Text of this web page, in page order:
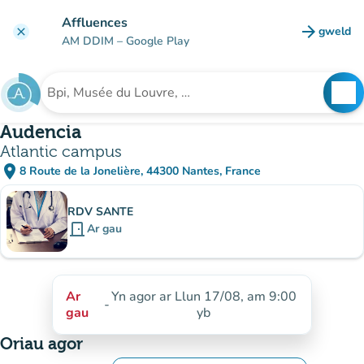
clear Affluences
AM DDIM – Google Play arrow_forward gweld
(tab
Chwilio am sefydliad
Audencia
Atlantic campus
place 8 Route de la Jonelière, 44300 Nantes, France
(agor yn Google Maps)
(tab newydd)
Is-sefydliadau
RDV SANTE
door_front Ar gau
Ar
gau
-Yn agor ar Llun 17/08, am 9:00
yb
Oriau agor